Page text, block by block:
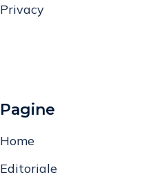
Privacy
Pagine
Home
Editoriale